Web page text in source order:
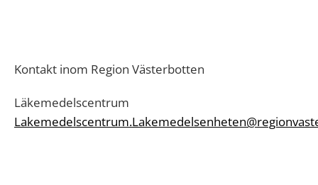
Kontakt inom Region Västerbotten
Läkemedelscentrum